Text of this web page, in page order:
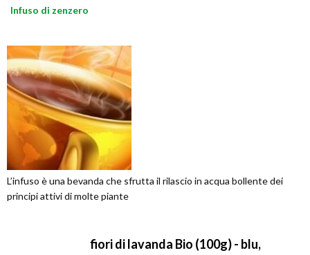
Infuso di zenzero
L’infuso è una bevanda che sfrutta il rilascio in acqua bollente dei
principi attivi di molte piante
fiori di lavanda Bio (100g) - blu,